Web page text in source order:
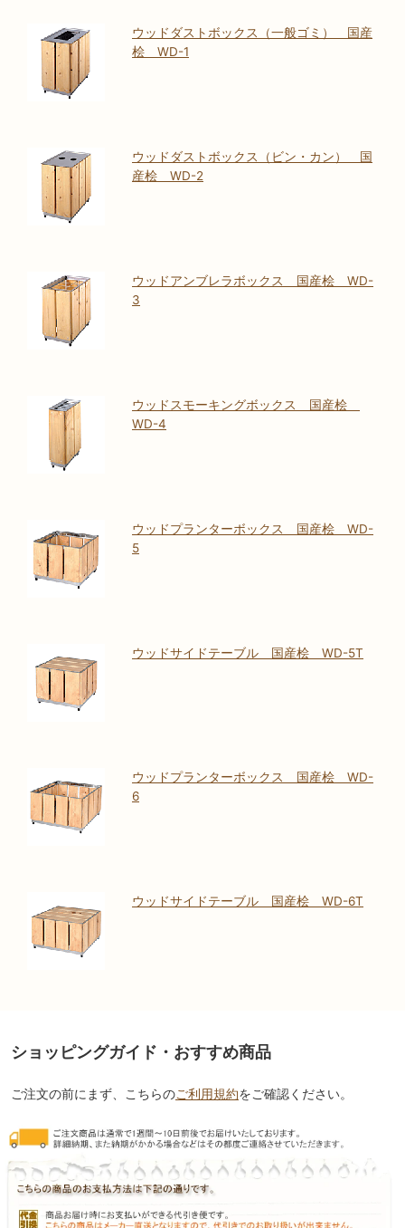
ウッドダストボックス（一般ゴミ） 国産
桧 WD-1
ウッドダストボックス（ビン・カン） 国
産桧 WD-2
ウッドアンブレラボックス 国産桧 WD-
3
ウッドスモーキングボックス 国産桧
WD-4
ウッドプランターボックス 国産桧 WD-
5
ウッドサイドテーブル 国産桧 WD-5T
ウッドプランターボックス 国産桧 WD-
6
ウッドサイドテーブル 国産桧 WD-6T
ショッピングガイド・おすすめ商品
ご注文の前にまず、こちらのご利用規約をご確認ください。